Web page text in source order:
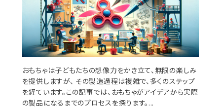
おもちゃは子どもたちの想像力をかき立て、無限の楽しみ
を提供しますが、 その製造過程は複雑で、多くのステップ
を経ています。この記事では、おもちゃがアイデアから実際
の製品になるまでのプロセスを探ります。...